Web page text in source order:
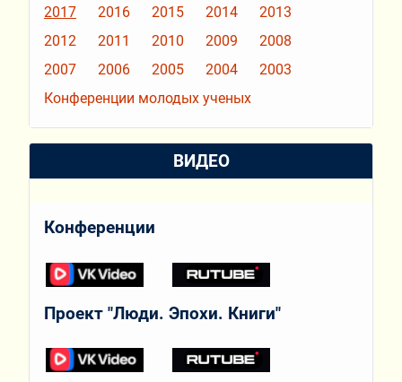
2017
2016 2015 2014
2013
2012
2011 2010 2009
2008
2007
2006 2005 2004
2003
Конференции молодых ученых
ВИДЕО
Конференции
Проект "Люди. Эпохи. Книги"